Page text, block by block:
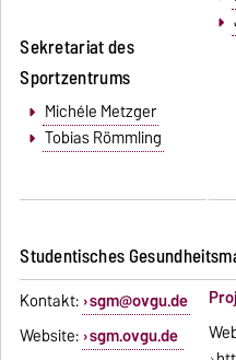
Sekretariat des
Sportzentrums
Michéle Metzger
Tobias Römmling
Studentisches
Kontakt: sgm@ovgu.de
Website: sgm.ovgu.de